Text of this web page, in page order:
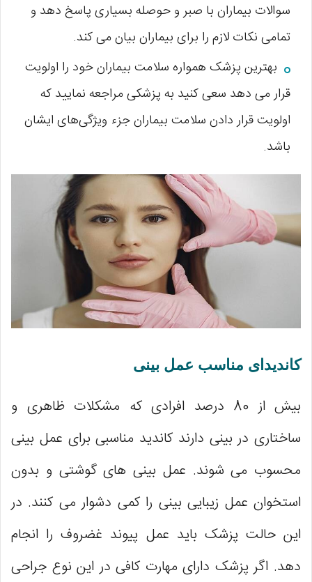
سوالات بیماران با صبر و حوصله بسیاری پاسخ دهد و
تمامی نکات لازم را برای بیماران بیان می کند.
بهترین پزشک همواره سلامت بیماران خود را اولویت
قرار می دهد سعی کنید به پزشکی مراجعه نمایید که
اولویت قرار دادن سلامت بیماران جزء ویژگی‌های ایشان
باشد.
کاندیدای مناسب عمل بینی
بیش از 80 درصد افرادی که مشکلات ظاهری و
ساختاری در بینی دارند کاندید مناسبی برای عمل بینی
محسوب می شوند. عمل بینی های گوشتی و بدون
استخوان عمل زیبایی بینی را کمی دشوار می کنند. در
این حالت پزشک باید عمل پیوند غضروف را انجام
دهد. اگر پزشک دارای مهارت کافی در این نوع جراحی